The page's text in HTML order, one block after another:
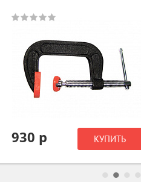
930 р КУПИТЬ